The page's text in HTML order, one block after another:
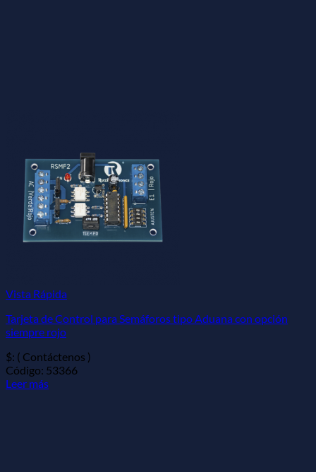
Vista Rápida
Tarjeta de Control para Semáforos tipo Aduana con opción
siempre rojo
$: ( Contáctenos )
Código: 53366
Leer más